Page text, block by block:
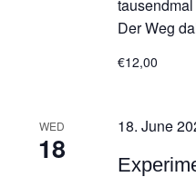
Der Weg
€12,00
WED
18
18. June